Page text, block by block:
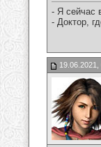
- Я сейчас
- Доктор,
19.06.2021,